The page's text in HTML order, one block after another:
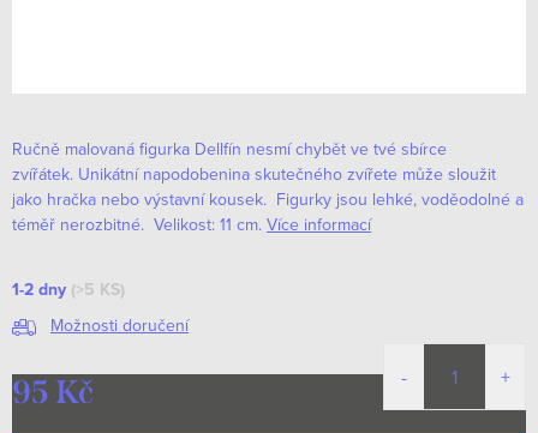
Ručně malovaná figurka Dellfín nesmí chybět ve tvé sbírce
zvířátek. Unikátní napodobenina skutečného zvířete může sloužit
jako hračka nebo výstavní kousek. Figurky jsou lehké, voděodolné a
téměř nerozbitné. Velikost: 11 cm. Více informací
1-2 dny (>5 KS)
Možnosti doručení
95 Kč